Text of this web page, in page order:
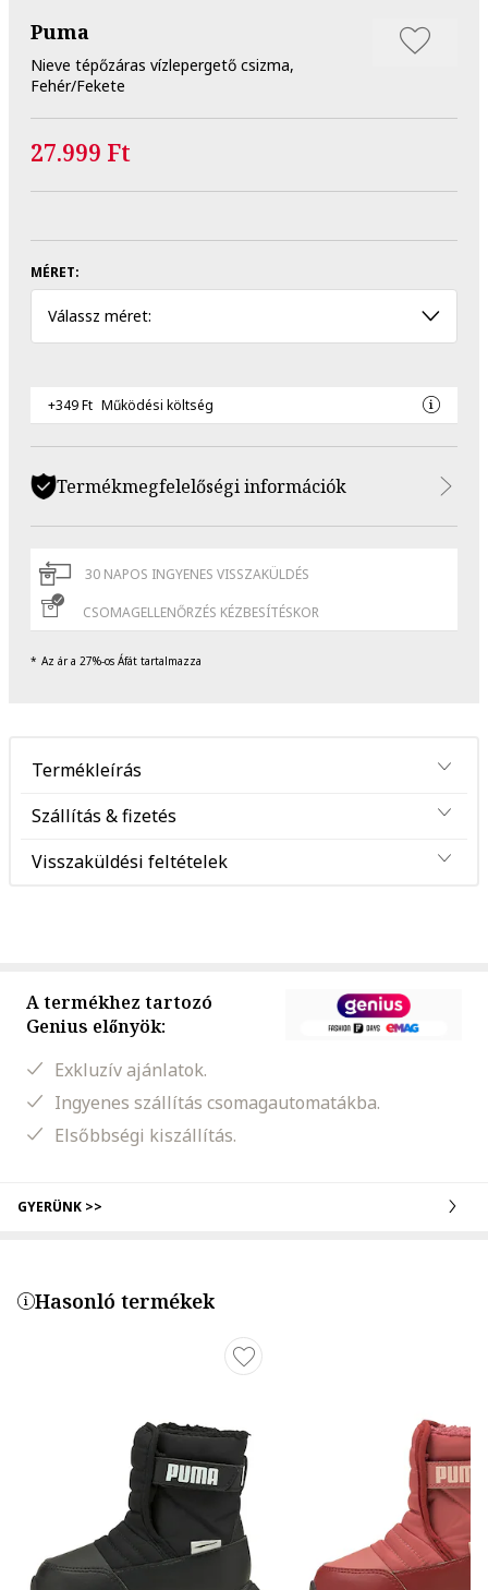
Puma
Nieve tépőzáras vízlepergető csizma,
Fehér/Fekete
27.999 Ft
MÉRET:
Válassz méret:
+349 Ft Működési költség
Termékmegfelelőségi információk
30 NAPOS INGYENES VISSZAKÜLDÉS
CSOMAGELLENŐRZÉS KÉZBESÍTÉSKOR
Az ár a 27%-os Áfát tartalmazza
Termékleírás
Szállítás & fizetés
Visszaküldési feltételek
A termékhez tartozó
Genius előnyök:
Exkluzív ajánlatok.
Ingyenes szállítás csomagautomatákba.
Elsőbbségi kiszállítás.
GYERÜNK >>
Hasonló termékek